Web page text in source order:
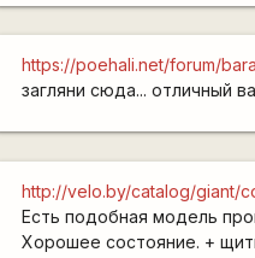
https://poehali.net/forum/
загляни сюда... отличный
http://velo.by/catalog/giant/
Есть подобная модель
Хорошее состояние. +